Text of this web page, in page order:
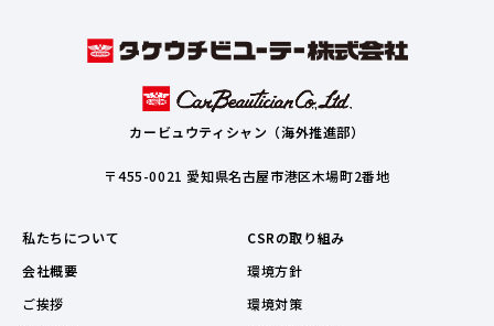
カービュウティシャン（海外推進部）
〒455-0021 愛知県名古屋市港区木場町2番地
私たちについて
会社概要
ご挨拶
CSRの取り組み
環境方針
環境対策